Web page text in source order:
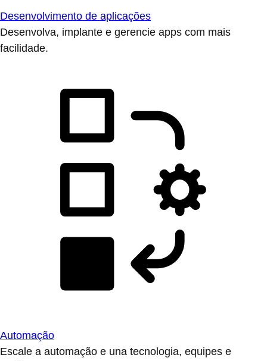
Desenvolvimento de aplicações
Desenvolva, implante e gerencie apps com mais
facilidade.
Automação
Escale a automação e una tecnologia, equipes e